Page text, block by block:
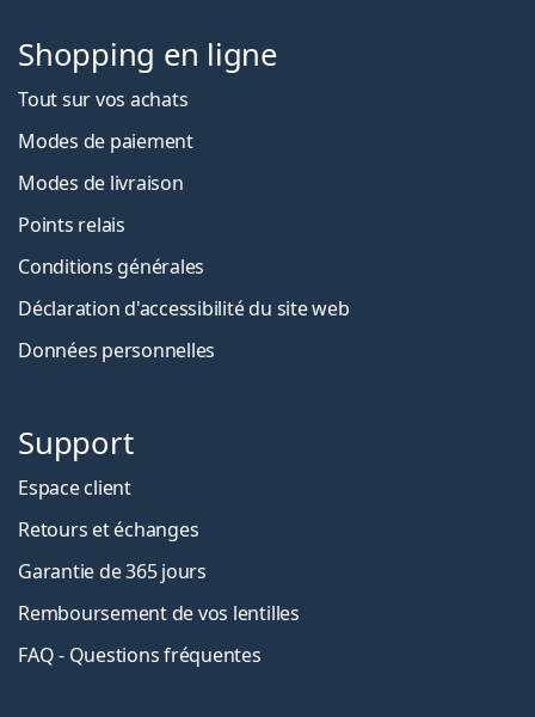
Shopping en ligne
Tout sur vos achats
Modes de paiement
Modes de livraison
Points relais
Conditions générales
Déclaration d'accessibilité du site web
Données personnelles
Support
Espace client
Retours et échanges
Garantie de 365 jours
Remboursement de vos lentilles
FAQ - Questions fréquentes